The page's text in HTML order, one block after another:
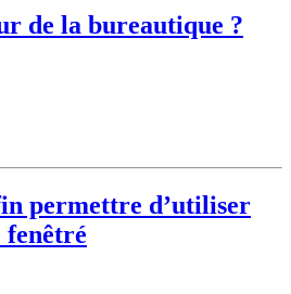
de la bureautique ?
permettre d’utiliser
fenêtré